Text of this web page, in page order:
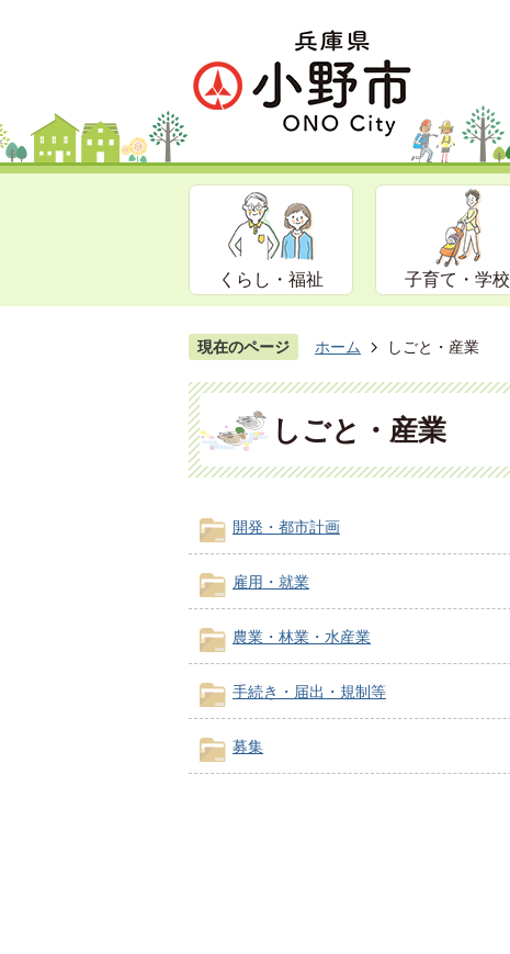
くらし・福祉 子育て・学校
現在のページ ホーム しごと・産業
しごと・産業
開発・都市計画
雇用・就業
農業・林業・水産業
手続き・届出・規制等
募集